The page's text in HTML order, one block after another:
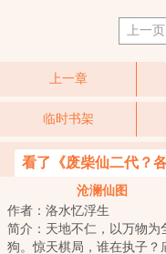
上一页
上一章
临时书架
看了《废柴仙二代？
沧澜仙图
作者：洛水忆浮生
简介：天地不仁，以万物为
狗。惊天棋局，谁在执子？